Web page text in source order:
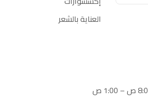
العناية بالشعر